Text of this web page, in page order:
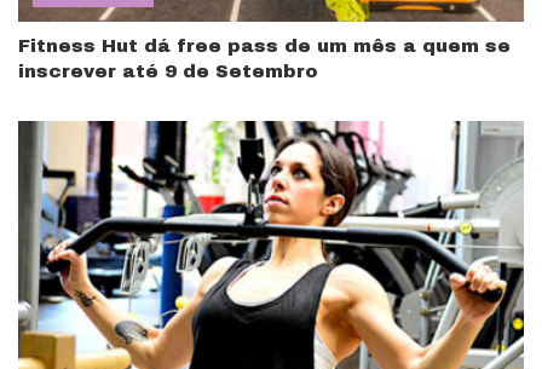
Fitness Hut dá free pass de um mês a quem se
inscrever até 9 de Setembro